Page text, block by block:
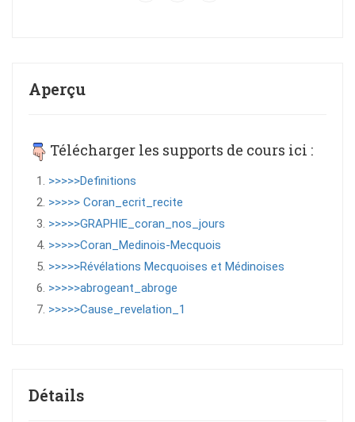
Aperçu
Télécharger les supports de cours ici :
>>>>>Definitions
>>>>> Coran_ecrit_recite
>>>>>GRAPHIE_coran_nos_jours
>>>>>Coran_Medinois-Mecquois
>>>>>Révélations Mecquoises et Médinoises
>>>>>abrogeant_abroge
>>>>>Cause_revelation_1
Détails